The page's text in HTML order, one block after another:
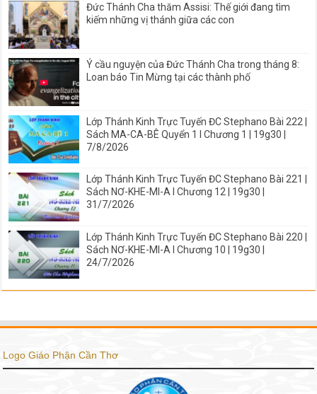
Đức Thánh Cha thăm Assisi: Thế giới đang tìm
kiếm những vị thánh giữa các con
Ý cầu nguyện của Đức Thánh Cha trong tháng 8:
Loan báo Tin Mừng tại các thành phố
Lớp Thánh Kinh Trực Tuyến ĐC Stephano Bài 222 |
Sách MA-CA-BÊ Quyển 1 I Chương 1 | 19g30 |
7/8/2026
Lớp Thánh Kinh Trực Tuyến ĐC Stephano Bài 221 |
Sách NƠ-KHE-MI-A I Chương 12 | 19g30 |
31/7/2026
Lớp Thánh Kinh Trực Tuyến ĐC Stephano Bài 220 |
Sách NƠ-KHE-MI-A I Chương 10 | 19g30 |
24/7/2026
Logo Giáo Phận Cần Thơ